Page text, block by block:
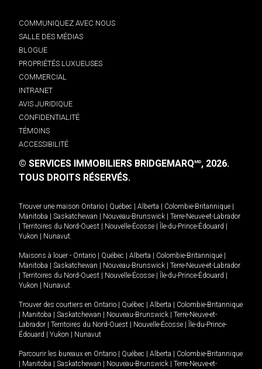
COMMUNIQUEZ AVEC NOUS
SALLE DES MÉDIAS
BLOGUE
PROPRIÉTÉS LUXUEUSES
COMMERCIAL
INTRANET
AVIS JURIDIQUE
CONFIDENTIALITÉ
TÉMOINS
ACCESSIBILITÉ
© SERVICES IMMOBILIERS BRIDGEMARQMD, 2026.
TOUS DROITS RÉSERVÉS.
Trouver une maison Ontario Québec Alberta Colombie-Britannique
Manitoba
Saskatchewan Nouveau-Brunswick
Terre-Neuve-et-Labrador
Territoires du Nord-Ouest Nouvelle-Écosse Île-du-Prince-Édouard
Yukon
Nunavut.
Maisons à louer - Ontario Québec Alberta Colombie-Britannique
Manitoba
Saskatchewan Nouveau-Brunswick
Terre-Neuve-et-Labrador
Territoires du Nord-Ouest Nouvelle-Écosse Île-du-Prince-Édouard
Yukon
Nunavut.
Trouver des courtiers en Ontario Québec Alberta
Colombie-Britannique
Manitoba Saskatchewan Nouveau-Brunswick
Terre-Neuve-et-
Labrador
Territoires du Nord-Ouest Nouvelle-Écosse
Île-du-Prince-
Édouard
Yukon Nunavut
Parcourir les bureaux en Ontario Québec Alberta
Colombie-Britannique
Manitoba Saskatchewan Nouveau-Brunswick
Terre-Neuve-et-